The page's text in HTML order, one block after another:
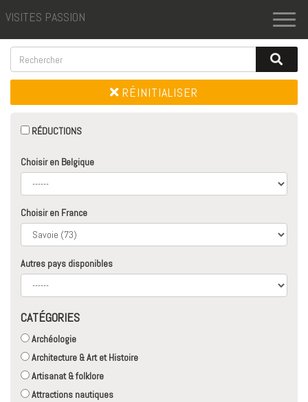
VISITES PASSION
RÉINITIALISER
RÉDUCTIONS
Choisir en Belgique
Choisir en France
Autres pays disponibles
CATÉGORIES
Archéologie
Architecture & Art et Histoire
Artisanat & folklore
Attractions nautiques